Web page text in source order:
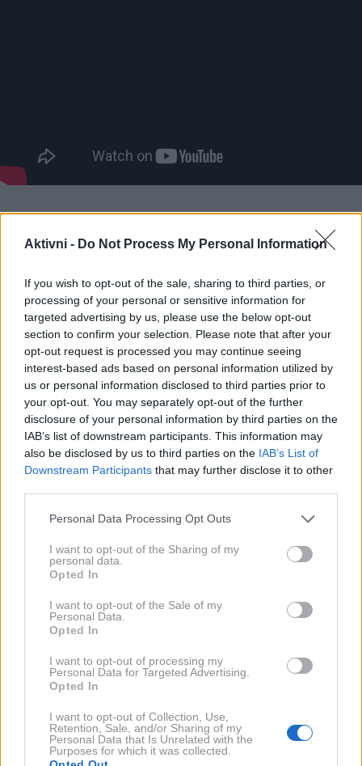
Aktivni - Do Not Process My Personal Information
If you wish to opt-out of the sale, sharing to third parties, or
processing of your personal or sensitive information for
targeted advertising by us, please use the below opt-out
section to confirm your selection. Please note that after your
opt-out request is processed you may continue seeing
interest-based ads based on personal information utilized by
us or personal information disclosed to third parties prior to
your opt-out. You may separately opt-out of the further
disclosure of your personal information by third parties on the
IAB’s list of downstream participants. This information may
also be disclosed by us to third parties on the IAB’s List of
Downstream Participants that may further disclose it to other
Please note that this website/app uses one or more Google
not limited to your visit or usage behaviour. You may click to
grant or deny consent to Google and its third-party tags to
use your data for below specified purposes in below Google
consent section.
Personal Data Processing Opt Outs
I want to opt-out of the Sharing of my
personal data.
Opted In
I want to opt-out of the Sale of my
Personal Data.
Opted In
I want to opt-out of processing my
Personal Data for Targeted Advertising.
Opted In
I want to opt-out of Collection, Use,
Retention, Sale, and/or Sharing of my
Personal Data that Is Unrelated with the
Purposes for which it was collected.
prožnosti in hkrati krepita mišice ter izboljšujeta
ravnotežje. Joga vključuje različne položaje, ki
raztezajo mišice, kite in vezi, pilates pa poudarja moč
jedra in mobilnost. Za starejše so na voljo tudi bolj
nežne oblike, kot jehatha joga, ki je počasnejša in
manj intenzivna.
3.Redna vadba z majhno
intenzivnostjo
Če vadite redno in postopoma, se bo vaša
fleksibilnost sčasoma izboljšala. Ne gre za hitro
napredovanje, ampak za doslednost. Če začnete
razliko v prožnosti mišic. Hoja, plavanje in lahkotna
vadba lahko tudi prispevajo k izboljšanju splošne
gibljivosti telesa.
Vključitev penastega valjčka
(foam rolling)